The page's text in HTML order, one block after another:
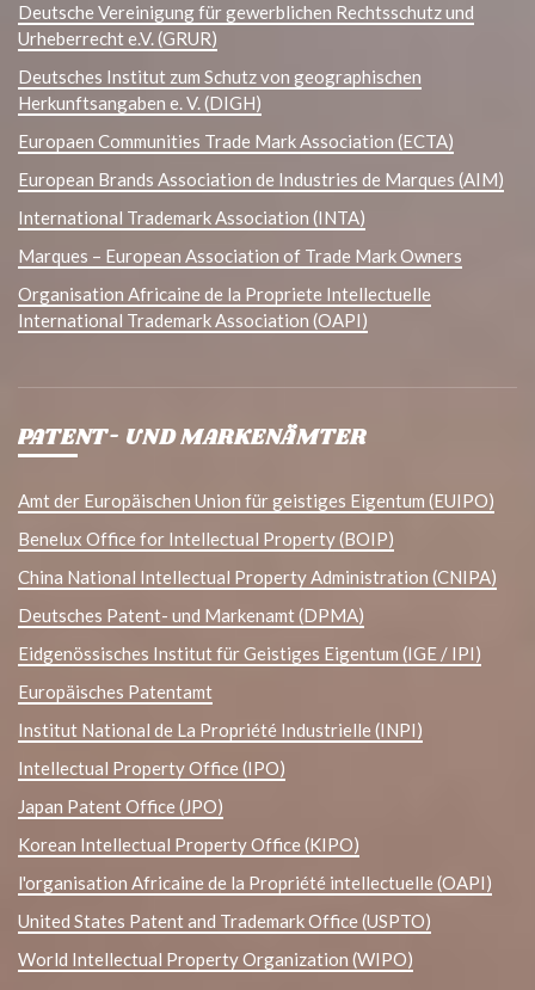
Deutsche Vereinigung für gewerblichen Rechtsschutz und
Urheberrecht e.V. (GRUR)
Deutsches Institut zum Schutz von geographischen
Herkunftsangaben e. V. (DIGH)
Europaen Communities Trade Mark Association (ECTA)
European Brands Association de Industries de Marques (AIM)
International Trademark Association (INTA)
Marques – European Association of Trade Mark Owners
Organisation Africaine de la Propriete Intellectuelle
International Trademark Association (OAPI)
PATENT- UND MARKENÄMTER
Amt der Europäischen Union für geistiges Eigentum (EUIPO)
Benelux Office for Intellectual Property (BOIP)
China National Intellectual Property Administration (CNIPA)
Deutsches Patent- und Markenamt (DPMA)
Eidgenössisches Institut für Geistiges Eigentum (IGE / IPI)
Europäisches Patentamt
Institut National de La Propriété Industrielle (INPI)
Intellectual Property Office (IPO)
Japan Patent Office (JPO)
Korean Intellectual Property Office (KIPO)
l'organisation Africaine de la Propriété intellectuelle (OAPI)
United States Patent and Trademark Office (USPTO)
World Intellectual Property Organization (WIPO)